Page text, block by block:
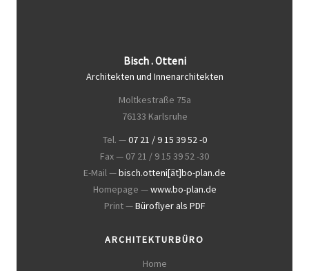
Bisch . Otteni
Architekten und Innenarchitekten
Moltkestraße 75a
76133 Karlsruhe
Tel. —07 21 / 9 15 39 52 -0
Fax — 07 21 / 9 15 39 52 -30
E-Mail —bisch.otteni[ät]bo-plan.de
Homepage —www.bo-plan.de
Print —Büroflyer als PDF
ARCHITEKTURBÜRO
Home